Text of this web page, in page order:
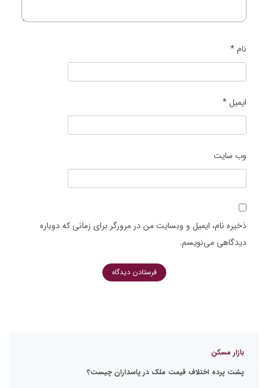
نام*
ایمیل*
وب‌ سایت
ذخیره نام، ایمیل و وبسایت من در مرورگر برای زمانی که دوباره
دیدگاهی می‌نویسم.
بازار مسکن
پشت پرده اختلاف قیمت ملک در پاسداران چیست؟